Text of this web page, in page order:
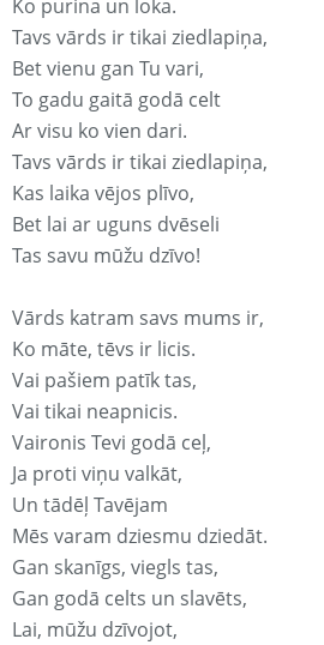
Ko purina un loka.
Tavs vārds ir tikai ziedlapiņa,
Bet vienu gan Tu vari,
To gadu gaitā godā celt
Ar visu ko vien dari.
Tavs vārds ir tikai ziedlapiņa,
Kas laika vējos plīvo,
Bet lai ar uguns dvēseli
Tas savu mūžu dzīvo!
Vārds katram savs mums ir,
Ko māte, tēvs ir licis.
Vai pašiem patīk tas,
Vai tikai neapnicis.
Vaironis Tevi godā ceļ,
Ja proti viņu valkāt,
Un tādēļ Tavējam
Mēs varam dziesmu dziedāt.
Gan skanīgs, viegls tas,
Gan godā celts un slavēts,
Lai, mūžu dzīvojot,